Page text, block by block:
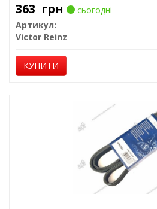
363 грн
сьогодні
Артикул:
Victor Reinz
КУПИТИ